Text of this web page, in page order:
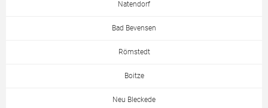
Natendorf
Bad Bevensen
Römstedt
Boitze
Neu Bleckede